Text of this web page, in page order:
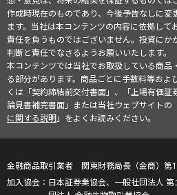
作成時現在のものであり、今後予告なしに変
ます。当社は本コンテンツの内容に依拠して
責任を負うものではございません。投資にか
判断と責任でなさるようお願いいたします。
本コンテンツでは当社でお取扱している商品
る部分があります。商品ごとに手数料等およ
くは「契約締結前交付書面」、「上場有価
論見書補完書面」または当社ウェブサイトの
に関する説明」をよくお読みください。
金融商品取引業者 関東財務局長（金商）第
日本証券業協会、一般社団法人